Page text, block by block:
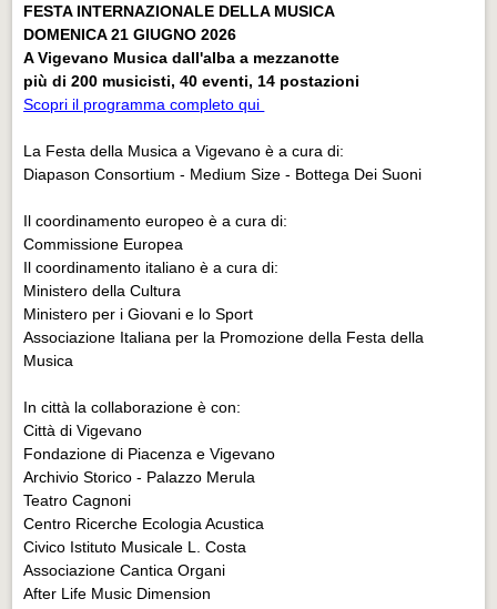
FESTA INTERNAZIONALE DELLA MUSICA
DOMENICA 21 GIUGNO 2026
A Vigevano Musica dall'alba a mezzanotte
più di 200 musicisti, 40 eventi, 14 postazioni
Scopri il programma completo qui
La Festa della Musica a Vigevano è a cura di:
Diapason Consortium - Medium Size - Bottega Dei Suoni
Il coordinamento europeo è a cura di:
Commissione Europea
Il coordinamento italiano è a cura di:
Ministero della Cultura
Ministero per i Giovani e lo Sport
Associazione Italiana per la Promozione della Festa della
Musica
In città la collaborazione è con:
Città di Vigevano
Fondazione di Piacenza e Vigevano
Archivio Storico - Palazzo Merula
Teatro Cagnoni
Centro Ricerche Ecologia Acustica
Civico Istituto Musicale L. Costa
Associazione Cantica Organi
After Life Music Dimension